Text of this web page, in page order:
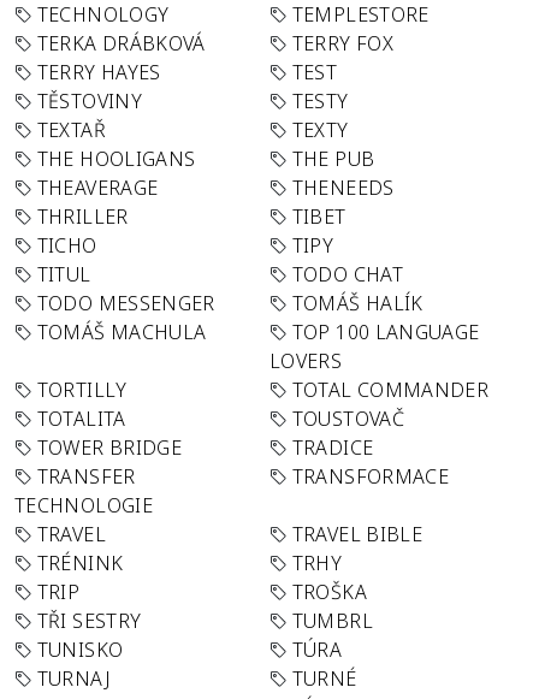
TECHNOLOGY
TEMPLESTORE
TERKA DRÁBKOVÁ
TERRY FOX
TERRY HAYES
TEST
TĚSTOVINY
TESTY
TEXTAŘ
TEXTY
THE HOOLIGANS
THE PUB
THEAVERAGE
THENEEDS
THRILLER
TIBET
TICHO
TIPY
TITUL
TODO CHAT
TODO MESSENGER
TOMÁŠ HALÍK
TOMÁŠ MACHULA
TOP 100 LANGUAGE
LOVERS
TORTILLY
TOTAL COMMANDER
TOTALITA
TOUSTOVAČ
TOWER BRIDGE
TRADICE
TRANSFER
TECHNOLOGIE
TRANSFORMACE
TRAVEL
TRAVEL BIBLE
TRÉNINK
TRHY
TRIP
TROŠKA
TŘI SESTRY
TUMBRL
TUNISKO
TÚRA
TURNAJ
TURNÉ